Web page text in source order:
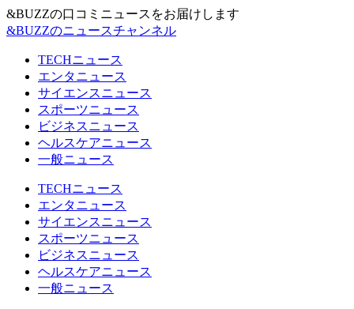
&BUZZの口コミニュースをお届けします
&BUZZのニュースチャンネル
TECHニュース
エンタニュース
サイエンスニュース
スポーツニュース
ビジネスニュース
ヘルスケアニュース
一般ニュース
TECHニュース
エンタニュース
サイエンスニュース
スポーツニュース
ビジネスニュース
ヘルスケアニュース
一般ニュース